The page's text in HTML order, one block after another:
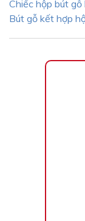
Đen - Nơ
Bạc 2cm
Chiếc hộp bút gỗ
Bút gỗ kết hợp